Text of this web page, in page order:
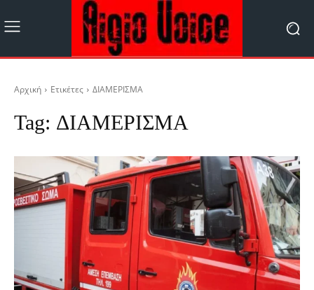
Αρχική Ετικέτες ΔΙΑΜΕΡΙΣΜΑ
Tag: ΔΙΑΜΕΡΙΣΜΑ